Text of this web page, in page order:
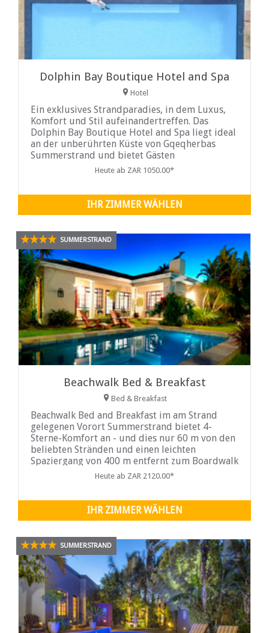
Dolphin Bay Boutique Hotel and Spa
Hotel
Ein exklusives Strandparadies, in dem Luxus,
Komfort und Stil aufeinandertreffen. Das
Dolphin Bay Boutique Hotel and Spa liegt ideal
an der unberührten Küste von Gqeqherbas
Summerstrand und bietet Gästen
atemberaubende Ausblicke und eine ruhige
Raffinesse und wurden entworfen, um Ihnen
einen
Heute ab ZAR 1050.00*
IHR ZIMMER WÄHLEN
SUMMERSTRAND
Beachwalk Bed & Breakfast
Bed & Breakfast
Beachwalk Bed and Breakfast im am Strand
gelegenen Vorort Summerstrand bietet 4-
Sterne-Komfort an - und dies nur 60 m von den
beliebten Stränden und einen leichten
Spaziergang von 400 m entfernt zum Boardwalk
Heute ab ZAR 2120.00*
IHR ZIMMER WÄHLEN
SUMMERSTRAND